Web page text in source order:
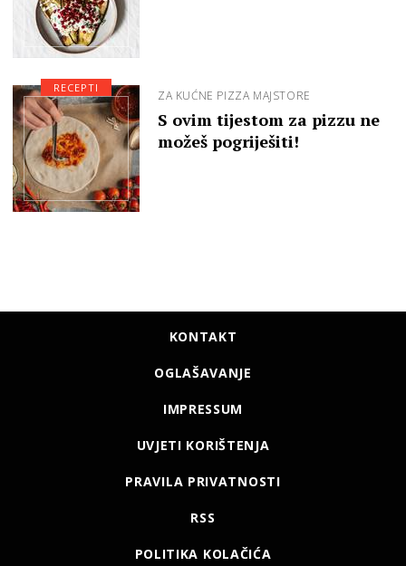
ZA KUĆNE PIZZA MAJSTORE
S ovim tijestom za pizzu ne
možeš pogriješiti!
RECEPTI
KONTAKT
OGLAŠAVANJE
IMPRESSUM
UVJETI KORIŠTENJA
PRAVILA PRIVATNOSTI
RSS
POLITIKA KOLAČIĆA